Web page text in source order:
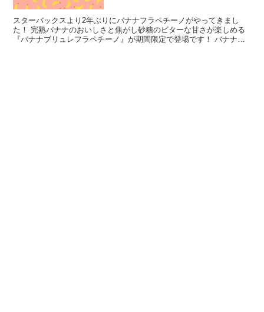
スターバックスより2年ぶりにバナナフラペチーノがやってきまし
た！ 完熟バナナのおいしさと焦がし砂糖のビターな甘さが楽しめる
『バナナブリュレフラペチーノ』が期間限定で登場です！ バナナフ